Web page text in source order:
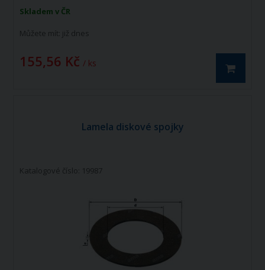
Skladem v ČR
Můžete mít: již dnes
155,56 Kč / ks
Lamela diskové spojky
Katalogové číslo: 19987